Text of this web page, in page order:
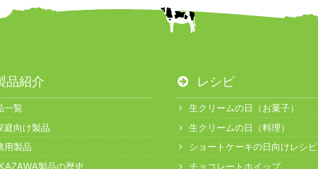
品紹介
一覧
庭向け製品
用製品
製品の歴史
レシピ
生クリームの日（お菓子）
生クリームの日（料理）
ショートケーキの日向けレシピ
チョコレートホイップ